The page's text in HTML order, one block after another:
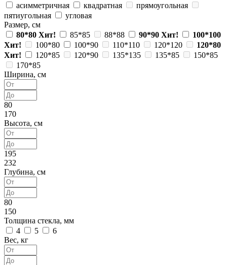
асимметричная
квадратная
прямоугольная
пятиугольная
угловая
Размер, см
80*80 Хит! 85*85 88*88 90*90 Хит!
100*100
Хит!
100*80 100*90 110*110 120*120
120*80
Хит!
120*85 120*90 135*135 135*85
150*85
170*85
Ширина, см
80
170
Высота, см
195
232
Глубина, см
80
150
Толщина стекла, мм
4
5
6
Вес, кг